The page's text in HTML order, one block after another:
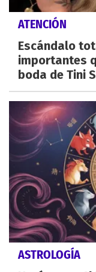
ATENCIÓN
Escándalo
importantes
boda de Tini
ASTROLOGÍA